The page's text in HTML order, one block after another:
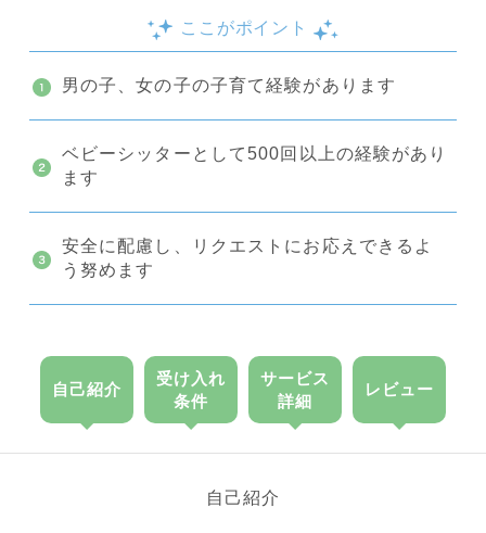
ここがポイント
男の子、女の子の子育て経験があります
ベビーシッターとして500回以上の経験があり
ます
安全に配慮し、リクエストにお応えできるよ
う努めます
自己紹介
受け入れ
条件
サービス
詳細
レビュー
自己紹介